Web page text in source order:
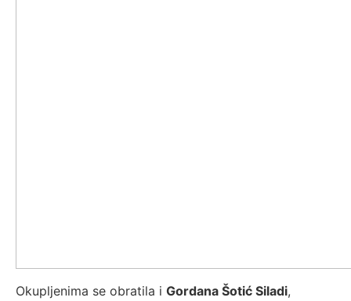
Okupljenima se obratila i Gordana Šotić Siladi,